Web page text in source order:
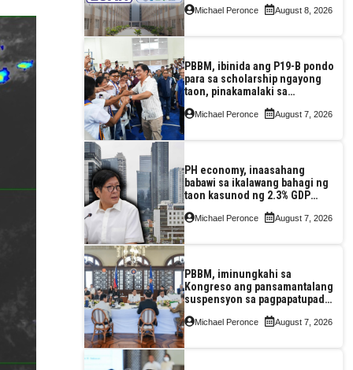
ng Pag-IBIG at P.A. Alvarez
Michael Peronce August 8, 2026
PBBM, ibinida ang P19-B pondo
para sa scholarship ngayong
taon, pinakamalaki sa
Michael Peronce August 7, 2026
PH economy, inaasahang
babawi sa ikalawang bahagi ng
taon kasunod ng 2.3% GDP
pagkaantala ng public
Michael Peronce August 7, 2026
PBBM, iminungkahi sa
Kongreso ang pansamantalang
suspensyon sa pagpapatupad
Assessment Reform Act
Michael Peronce August 7, 2026